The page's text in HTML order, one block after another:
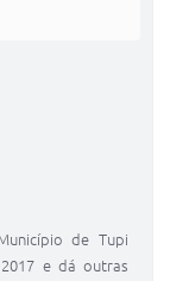
de Tupi
e dá outras